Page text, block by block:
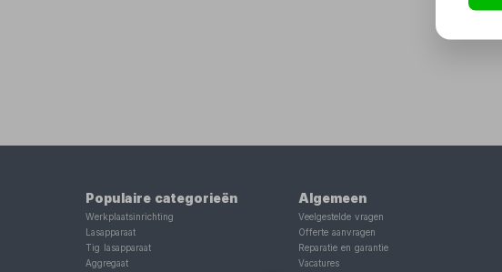
Populaire categorieën
Werkplaatsinrichting
Lasapparaat
Tig lasapparaat
Aggregaat
Algemeen
Veelgestelde vragen
Offerte aanvragen
Reparatie en garantie
Vacatures